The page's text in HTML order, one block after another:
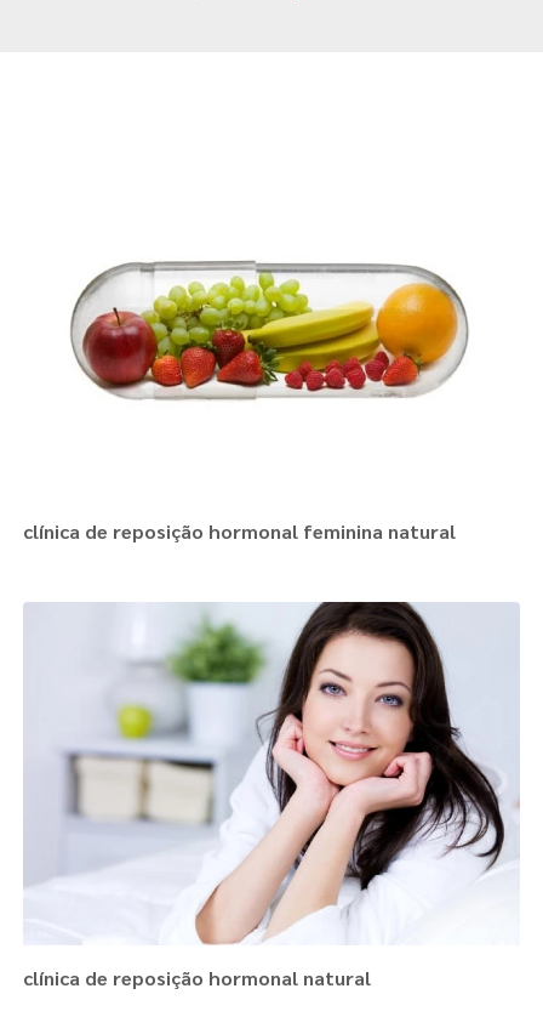
clínica de reposição hormonal feminina natural
clínica de reposição hormonal natural